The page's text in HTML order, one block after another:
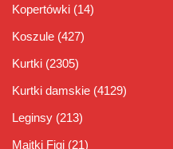
Kopertówki (14)
Koszule (427)
Kurtki (2305)
Kurtki damskie (4129)
Leginsy (213)
Majtki Figi (21)